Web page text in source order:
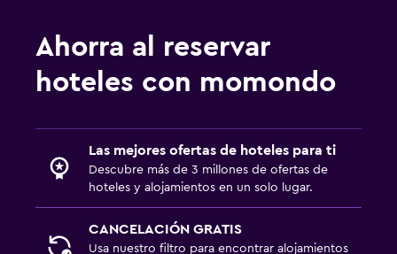
Ahorra al reservar
hoteles con momondo
Las mejores ofertas de hoteles para ti
Descubre más de 3 millones de ofertas de
hoteles y alojamientos en un solo lugar.
CANCELACIÓN GRATIS
Usa nuestro filtro para encontrar alojamientos